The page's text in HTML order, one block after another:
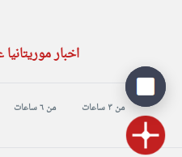
اخبار
من ٣ ساعات من ٦ ساعات